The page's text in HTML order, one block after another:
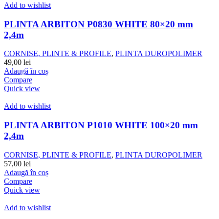
Add to wishlist
PLINTA ARBITON P0830 WHITE 80×20 mm
2,4m
CORNISE, PLINTE & PROFILE, PLINTA DUROPOLIMER
49,00 lei
Adaugă în coș
Compare
Quick view
Add to wishlist
PLINTA ARBITON P1010 WHITE 100×20 mm
2,4m
CORNISE, PLINTE & PROFILE, PLINTA DUROPOLIMER
57,00 lei
Adaugă în coș
Compare
Quick view
Add to wishlist